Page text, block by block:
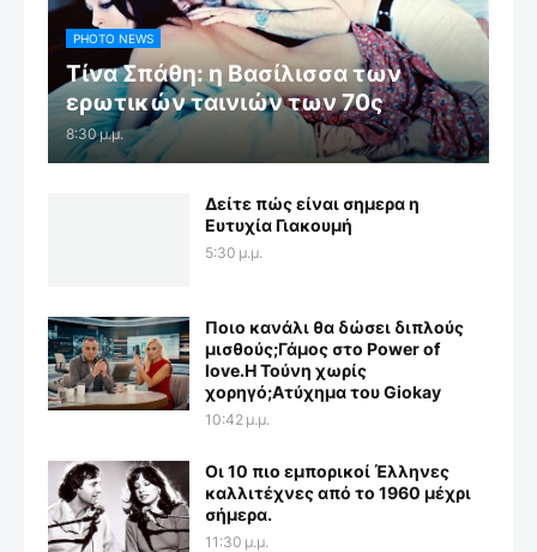
PHOTO NEWS
Τίνα Σπάθη: η Βασίλισσα των
ερωτικών ταινιών των 70ς
8:30 μ.μ.
Δείτε πώς είναι σημερα η
Ευτυχία Γιακουμή
5:30 μ.μ.
Ποιο κανάλι θα δώσει διπλούς
μισθούς;Γάμος στο Power of
love.Η Τούνη χωρίς
χορηγό;Aτύχημα του Giokay
10:42 μ.μ.
Οι 10 πιο εμπορικοί Έλληνες
καλλιτέχνες από το 1960 μέχρι
σήμερα.
11:30 μ.μ.